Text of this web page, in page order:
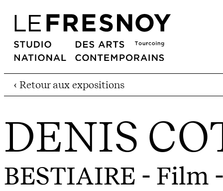
‹ Retour aux expositions
DENIS
BESTIAIRE - Film